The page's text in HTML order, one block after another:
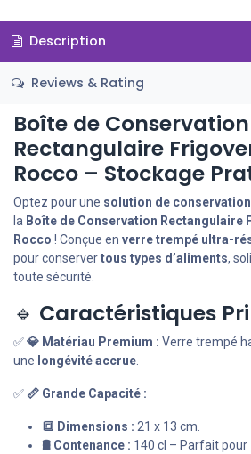
Description
Reviews & Rating
Boîte de Conservation
Rectangulaire
Rocco – Stockage
Optez pour une solution de
la Boîte de Conservation Rectangulaire
Rocco ! Conçue en verre trempé ultra-
pour conservertous types d’aliments,
toute sécurité.
🔹 Caractéristiques
✅💎 Matériau Premium : Verre trempé
une longévité accrue
✅ 📏 Grande Capacité :
🔳 Dimensions : 21 x 13 cm.
🛢️ Contenance : 140 cl – Parfait pour